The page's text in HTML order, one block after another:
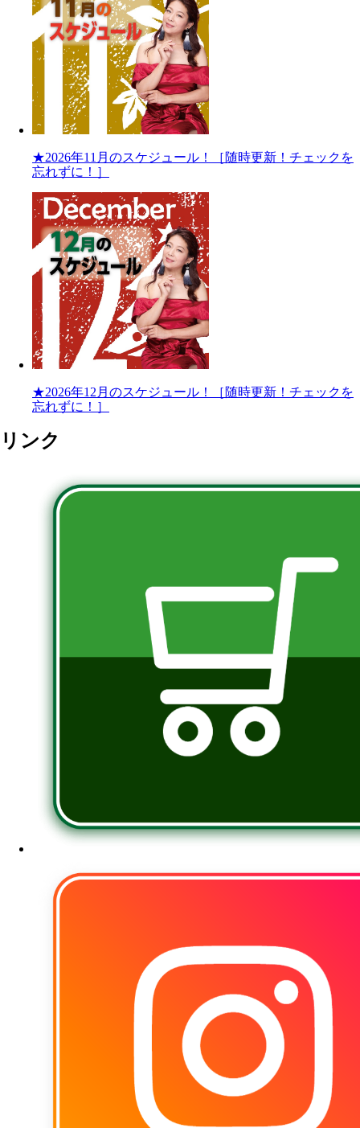
★2026年11月のスケジュール！［随時更新！チェックを
忘れずに！］
★2026年12月のスケジュール！［随時更新！チェックを
忘れずに！］
リンク